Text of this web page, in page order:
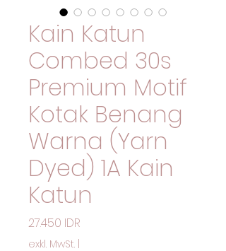
Kain Katun
Combed 30s
Premium Motif
Kotak Benang
Warna (Yarn
Dyed) 1A Kain
Katun
27.450 IDR
exkl. MwSt.